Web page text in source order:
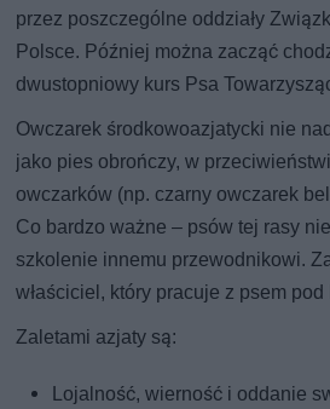
przez poszczególne oddziały
Polsce. Później można zacząć
dwustopniowy kurs Psa
Owczarek środkowoazjatycki nie
jako pies obrończy, w
owczarków (np. czarny owczarek
Co bardzo ważne – psów tej rasy
szkolenie innemu przewodnikowi.
właściciel, który pracuje z psem
Zaletami azjaty są:
Lojalność, wierność i oddanie